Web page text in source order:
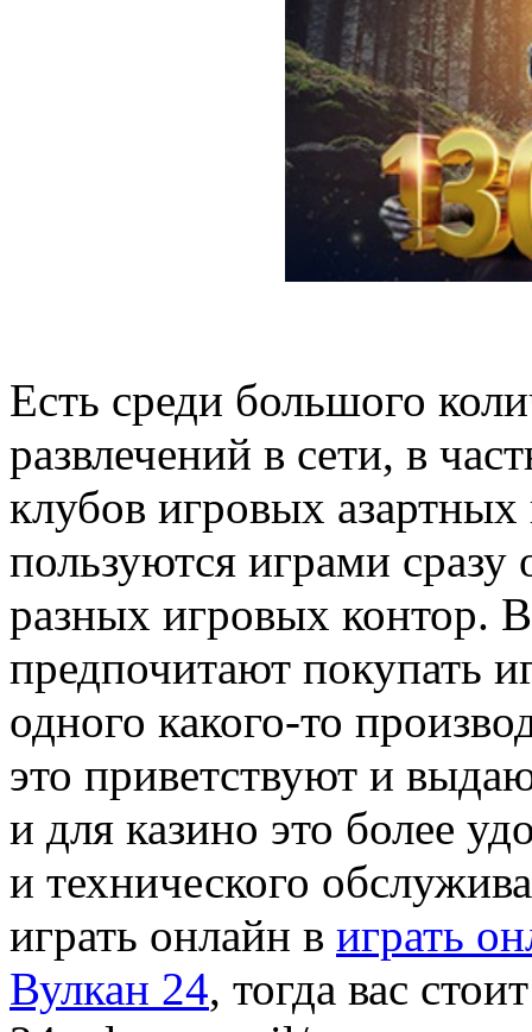
Есть среди большого
развлечений в сети, в
клубов игровых азартных
пользуются играми
разных игровых контор.
предпочитают покупать
одного какого-то
это приветствуют и
и для казино это более
и технического
играть онлайн в играть
Вулкан 24, тогда вас